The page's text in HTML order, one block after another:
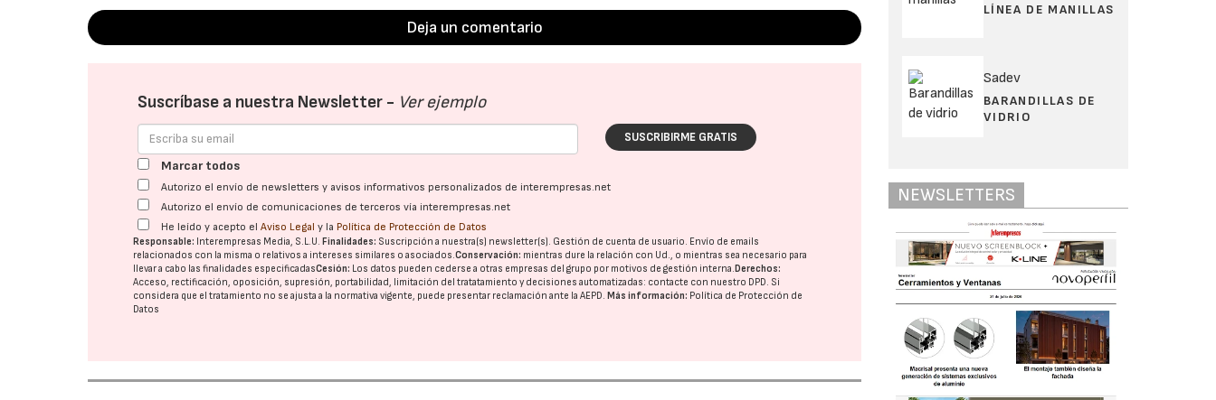
Deja un comentario
Suscríbase a nuestra Newsletter - Ver ejemplo
SUSCRIBIRME GRATIS
Marcar todos
Autorizo el envío de newsletters y avisos informativos personalizados de interempresas.net
Autorizo el envío de comunicaciones de terceros vía interempresas.net
He leído y acepto elAviso Legal y la Política de Protección de Datos
Responsable: Interempresas Media, S.L.U.Finalidades: Suscripción a nuestra(s) newsletter(s). Gestión de cuenta de usuario. Envío de emails
relacionados con la misma o relativos a intereses similares o asociados.Conservación: mientras dure la relación con Ud., o mientras sea necesario para
llevar a cabo las finalidades especificadasCesión: Los datos pueden cederse a otras empresas del grupo por motivos de gestión interna.Derechos:
Acceso, rectificación, oposición, supresión, portabilidad, limitación del tratatamiento y decisiones automatizadas: contacte con nuestro DPD. Si
considera que el tratamiento no se ajusta a la normativa vigente, puede presentar reclamación ante laAEPD.Más información: Política de Protección de
Datos
LÍNEA DE MANILLAS
Sadev
BARANDILLAS DE
VIDRIO
NEWSLETTERS